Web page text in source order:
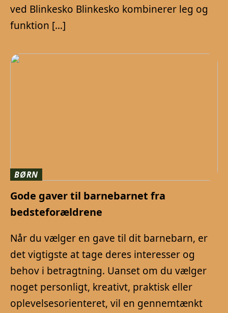
ved Blinkesko Blinkesko kombinerer leg og
funktion […]
BØRN
Gode gaver til barnebarnet fra
bedsteforældrene
Når du vælger en gave til dit barnebarn, er
det vigtigste at tage deres interesser og
behov i betragtning. Uanset om du vælger
noget personligt, kreativt, praktisk eller
oplevelsesorienteret, vil en gennemtænkt